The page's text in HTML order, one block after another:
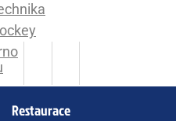
Restaurace